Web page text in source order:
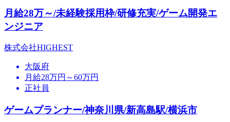
月給28万～/未経験採用枠/研修充実/ゲーム開発エ
ンジニア
株式会社HIGHEST
大阪府
月給28万円～60万円
正社員
ゲームプランナー/神奈川県/新高島駅/横浜市